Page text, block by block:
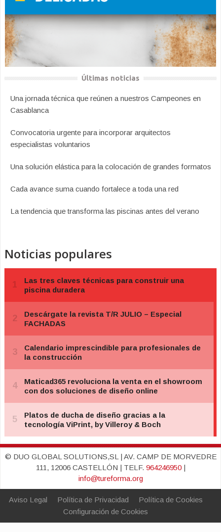
Últimas noticias
Una jornada técnica que reúnen a nuestros Campeones en
Casablanca
Convocatoria urgente para incorporar arquitectos
especialistas voluntarios
Una solución elástica para la colocación de grandes formatos
Cada avance suma cuando fortalece a toda una red
La tendencia que transforma las piscinas antes del verano
Noticias populares
© DUO GLOBAL SOLUTIONS,SL | AV. CAMP DE MORVEDRE
111, 12006 CASTELLÓN | TELF. 964246950|
info@tureforma.org
Aviso Legal Política de Privacidad
Política de Cookies
Configuración de Cookies